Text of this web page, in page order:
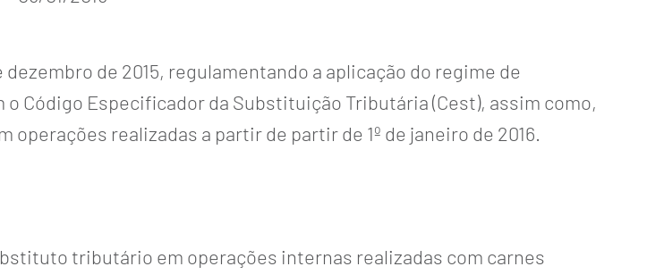
dezembro de 2015, regulamentando a aplicação do regime de
Código Especificador da Substituição Tributária (Cest), assim como,
realizadas a partir de partir de 1º de janeiro de 2016.
tributário em operações internas realizadas com carnes